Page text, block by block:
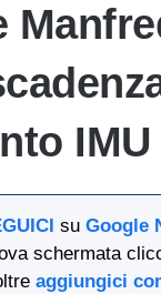
IMU
suGoogle
schermata
aggiungici